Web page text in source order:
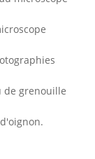
de grenouille